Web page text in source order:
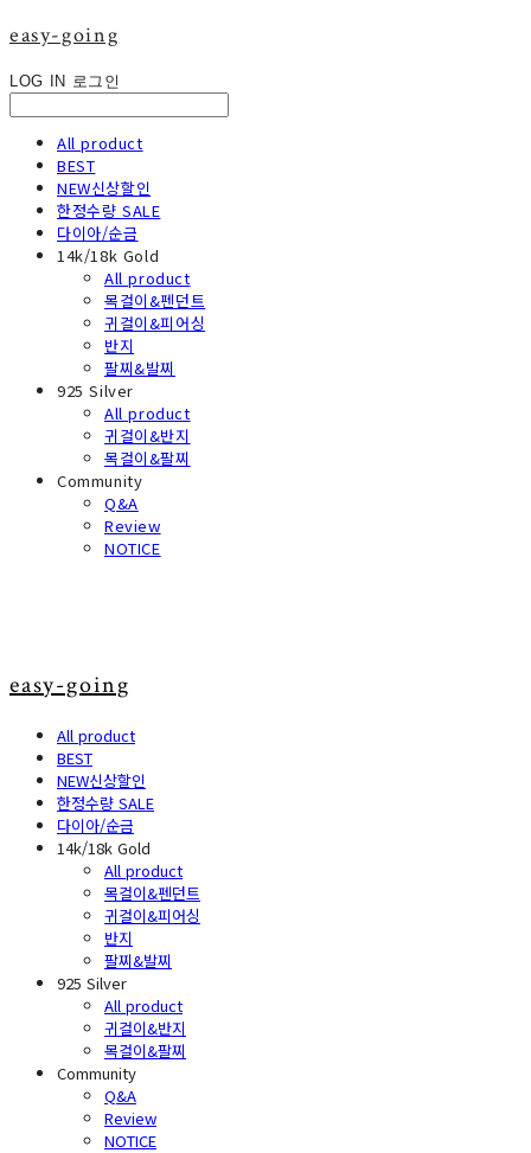
easy-going
LOG IN 로그인
All product
BEST
NEW신상할인
한정수량 SALE
다이아/순금
14k/18k Gold
All product
목걸이&펜던트
귀걸이&피어싱
반지
팔찌&발찌
925 Silver
All product
귀걸이&반지
목걸이&팔찌
Community
Q&A
Review
NOTICE
easy-going
All product
BEST
NEW신상할인
한정수량 SALE
다이아/순금
14k/18k Gold
All product
목걸이&펜던트
귀걸이&피어싱
반지
팔찌&발찌
925 Silver
All product
귀걸이&반지
목걸이&팔찌
Community
Q&A
Review
NOTICE